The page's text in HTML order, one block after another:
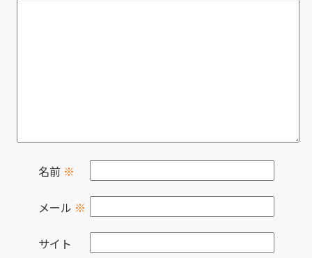
名前 ※
メール ※
サイト